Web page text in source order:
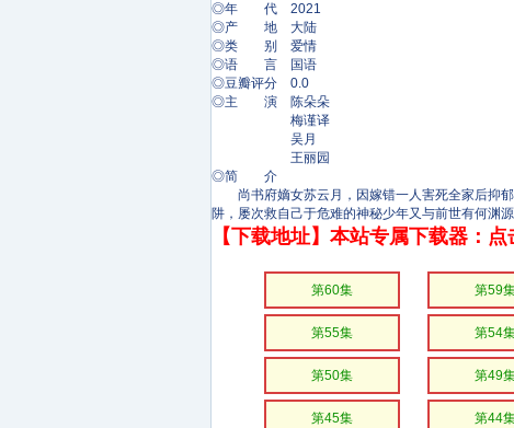
◎年 代 2021
◎产 地 大陆
◎类 别 爱情
◎语 言 国语
◎豆瓣评分 0.0
◎主 演 陈朵朵
梅谨译
吴月
王丽园
◎简 介
尚书府嫡女苏云月，因嫁错一人害死全家后抑郁
阱，屡次救自己于危难的神秘少年又与前世有何渊源
【下载地址】本站专属下载器：
第60集 第59
第55集 第54
第50集 第49
第45集 第44